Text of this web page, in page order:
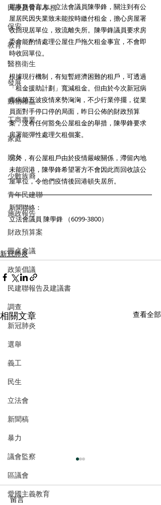
民政及青年事務
保安
教育
醫務衛生
發展
動物權益
工商專業
家庭
婦女
少數族裔
青年民建聯
施政報告
財政預算案
圓桌會議
政策倡議
民建聯報告及建議書
調查
新冠肺炎
選舉
義工
民生
立法會
新聞稿
暴力
議會監察
區議會
愛國主義教育
屋事務發言人、立法會議員陳學鋒，關注到有公
屋居民因失業致未能按時繳付租金，擔心房屋署
收回現居單位，致流離失所。陳學鋒議員要求房
委會能酌情處理公屋住戶拖欠租金事宜，不會即
時收回單位。
根據現行機制，有短暫經濟困難的租戶，可透過
「租金援助計劃」寬減租金。但由於今次新冠病
毒病第五波疫情來勢洶洶，不少行業停擺，從業
員面對手停口停的局面，昨日公佈的財政預算
案，沒有任何豁免公屋租金的舉措，陳學鋒要求
房署能彈性處理欠租個案。
另外，有公屋租戶由於疫情嚴峻關係，滯留內地
未能回港，陳學鋒希望署方不會因此而回收該公
屋單位，令他們疫情後回港頓失居所。
新聞聯絡：
立法會議員 陳學鋒 （6099-3800）
新冠肺炎
相關文章 查看全部
留言